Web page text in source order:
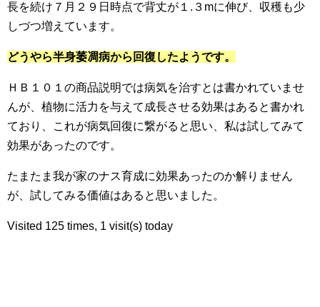
長を続け７月２９日時点で背丈が１.３mに伸び、収穫も少
しづつ増えています。
どうやら半身萎凋病から回復したようです。
ＨＢ１０１の商品説明では病気を治すとは書かれていませ
んが、植物に活力を与えて成長させる効果はあると書かれ
ており、これが病気回復に繋がると思い、私は試してみて
効果があったのです。
たまたま我が家のナス育成に効果あったのか解りません
が、試してみる価値はあると思いました。
Visited 125 times, 1 visit(s) today